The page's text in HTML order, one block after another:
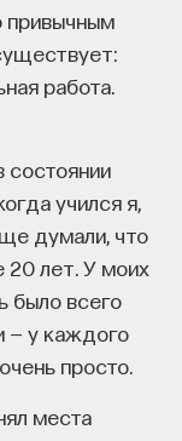
привычным
работа.
состоянии
учился я,
думали, что
20 лет. У моих
было всего
— у каждого
просто.
места
надо туда
и неважно,
нужно
Вот
И он меня
был
пошла